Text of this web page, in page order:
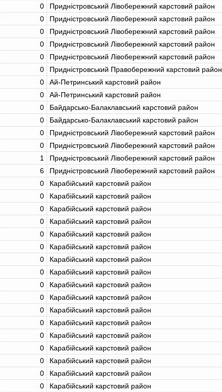
0
Придністровський Лівобережний карстовий район
0
Придністровський Лівобережний карстовий район
0
Придністровський Лівобережний карстовий район
0
Придністровський Лівобережний карстовий район
0
Придністровський Лівобережний карстовий район
0
Придністровський Правобережний карстовий район
0
Ай-Петринський карстовий район
0
Ай-Петринський карстовий район
0
Байдарсько-Балаклавський карстовий район
0
Байдарсько-Балаклавський карстовий район
0
Придністровський Лівобережний карстовий район
0
Придністровський Лівобережний карстовий район
1
Придністровський Лівобережний карстовий район
6
Придністровський Лівобережний карстовий район
0
Карабійський карстовий район
0
Карабійський карстовий район
0
Карабійський карстовий район
0
Карабійський карстовий район
0
Карабійський карстовий район
0
Карабійський карстовий район
0
Карабійський карстовий район
0
Карабійський карстовий район
0
Карабійський карстовий район
0
Карабійський карстовий район
0
Карабійський карстовий район
0
Карабійський карстовий район
0
Карабійський карстовий район
0
Карабійський карстовий район
0
Карабійський карстовий район
0
Карабійський карстовий район
0
Карабійський карстовий район